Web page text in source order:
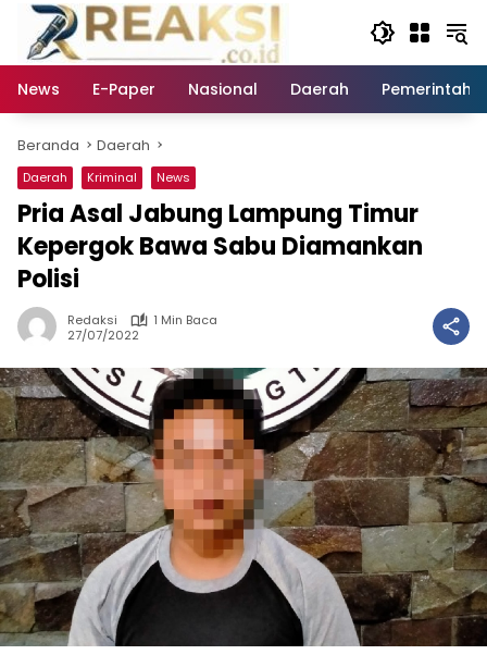
Langsung
konten
News
E-Paper Nasional Daerah
Beranda Daerah
Daerah Kriminal News
Pria Asal Jabung Lampung Timur
Kepergok Bawa Sabu Diamankan
Polisi
Redaksi
1 Min Baca
27/07/2022